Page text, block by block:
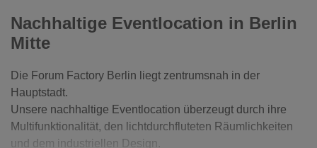
Nachhaltige Eventlocation in Berlin
Mitte
Die Forum Factory Berlin liegt zentrumsnah in der
Hauptstadt.
Unsere nachhaltige Eventlocation überzeugt durch ihre
Multifunktionalität, den lichtdurchfluteten Räumlichkeiten
und dem industriellen Design.